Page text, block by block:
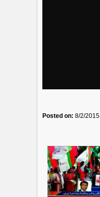
Posted on: 8/2/2015